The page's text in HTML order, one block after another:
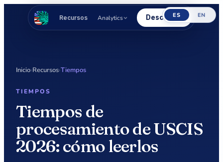
ES EN
Recursos Analytics Descargar
Inicio›Recursos›Tiempos
TIEMPOS
Tiempos de
procesamiento de USCIS
2026: cómo leerlos